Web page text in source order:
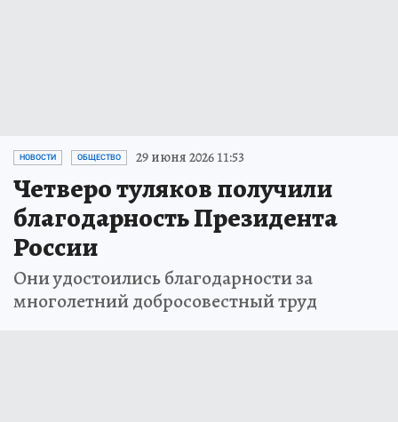
НОВОСТИ ОБЩЕСТВО 29 июня 2026 11:53
Четверо туляков получили
благодарность Президента
России
Они удостоились благодарности за
многолетний добросовестный труд